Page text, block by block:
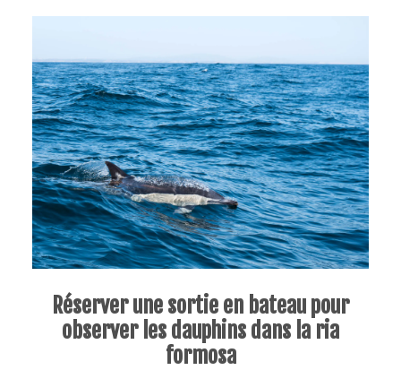
Réserver une sortie en bateau pour
observer les dauphins dans la ria
formosa